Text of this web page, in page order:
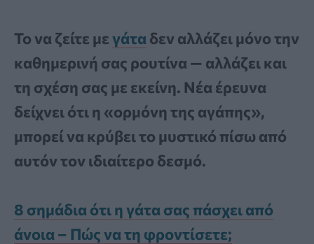
Το να ζείτε μεγάτα δεν αλλάζει μόνο την
καθημερινή σας ρουτίνα — αλλάζει και
τη σχέση σας με εκείνη. Νέα έρευνα
δείχνει ότι η «ορμόνη της αγάπης»,
μπορεί να κρύβει το μυστικό πίσω από
αυτόν τον ιδιαίτερο δεσμό.
8 σημάδια ότι η γάτα σας πάσχει από
άνοια – Πώς να τη φροντίσετε;